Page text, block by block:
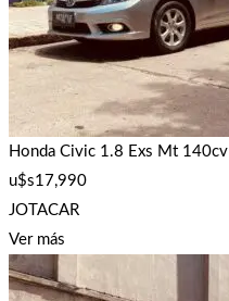
Honda Civic 1.8 Exs Mt 140cv
u$s17,990
JOTACAR
Ver más